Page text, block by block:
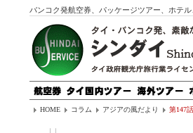
バンコク発航空券、パッケージツアー、ホテ
HOME コラム アジアの風だより 第147